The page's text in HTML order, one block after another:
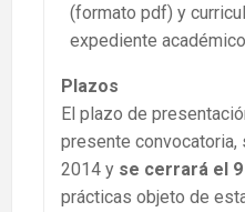
(formato pdf) y
expediente
Plazos
El plazo de
presente convocatoria,
2014 y se cerrará el
prácticas objeto de